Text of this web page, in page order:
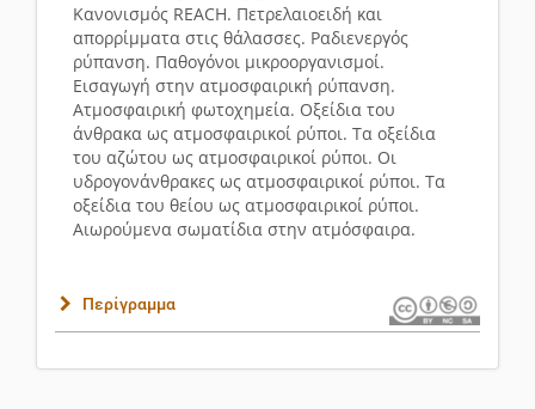
Κανονισμός REACH. Πετρελαιοειδή και
απορρίμματα στις θάλασσες. Ραδιενεργός
ρύπανση. Παθογόνοι μικροοργανισμοί.
Εισαγωγή στην ατμοσφαιρική ρύπανση.
Ατμοσφαιρική φωτο­χη­μεία. Οξείδια του
άνθρακα ως ατμοσφαιρικοί ρύποι. Τα οξείδια
του αζώτου ως ατμοσφαιρικοί ρύποι. Οι
υδρογονάνθρακες ως ατμοσφαιρικοί ρύποι. Τα
οξείδια του θείου ως ατμοσφαιρικοί ρύποι.
Αιωρούμενα σωματίδια στην ατμόσφαιρα.
Περίγραμμα